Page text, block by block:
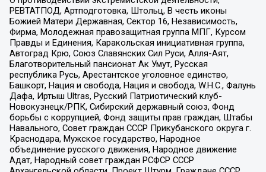
РЕВТАТПОД, Артподготовка, Штольц, В честь иконы
Божией Матери Державная, Сектор 16, Независимость,
Фирма, Молодежная правозащитная группа МПГ, Курсом
Правды и Единения, Каракольская инициативная группа,
Автоград Крю, Союз Славянских Сил Руси, Алля-Аят,
Благотворительный пансионат Ак Умут, Русская
республика Русь, Арестантское уголовное единство,
Башкорт, Нация и свобода, Нация и свобода, W.H.С., Фалунь
Дафа, Иртыш Ultras, Русский Патриотический клуб-
Новокузнецк/РПК, Сибирский державный союз, Фонд
борьбы с коррупцией, Фонд защиты прав граждан, Штабы
Навального, Совет граждан СССР Прикубанского округа г.
Краснодара, Мужское государство, Народное
объединение русского движения, Народное движение
Адат, Народный совет граждан РСФСР СССР